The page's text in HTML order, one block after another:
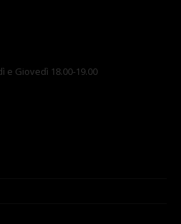
Giovedì 18.00-19.00